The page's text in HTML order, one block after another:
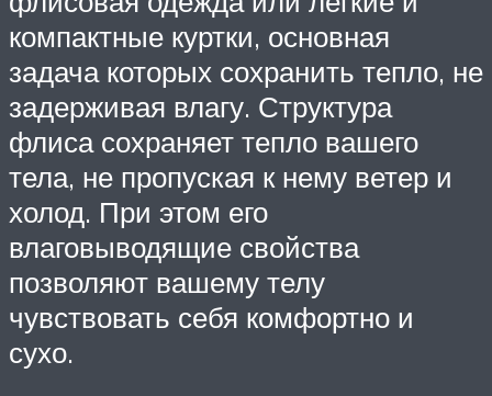
компактные куртки, основная
задача которых сохранить тепло, не
задерживая влагу. Структура
флиса сохраняет тепло вашего
тела, не пропуская к нему ветер и
холод. При этом его
влаговыводящие свойства
позволяют вашему телу
чувствовать себя комфортно и
сухо.